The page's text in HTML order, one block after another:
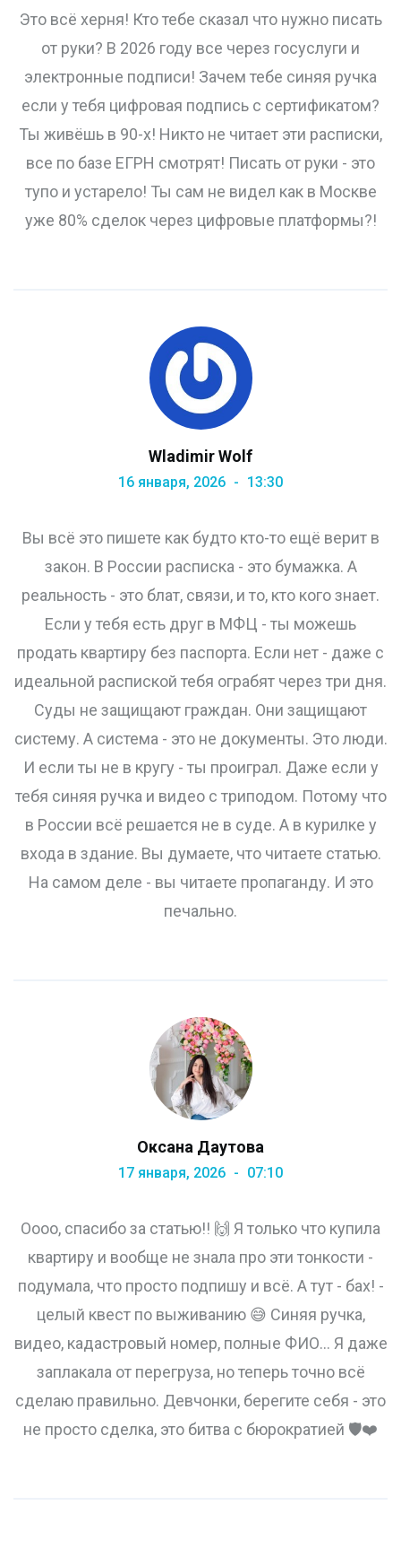
Это всё херня! Кто тебе сказал что нужно писать
от руки? В 2026 году все через госуслуги и
электронные подписи! Зачем тебе синяя ручка
если у тебя цифровая подпись с сертификатом?
Ты живёшь в 90-х! Никто не читает эти расписки,
все по базе ЕГРН смотрят! Писать от руки - это
тупо и устарело! Ты сам не видел как в Москве
уже 80% сделок через цифровые платформы?!
Wladimir Wolf
16 января, 2026 13:30
Вы всё это пишете как будто кто-то ещё верит в
закон. В России расписка - это бумажка. А
реальность - это блат, связи, и то, кто кого знает.
Если у тебя есть друг в МФЦ - ты можешь
продать квартиру без паспорта. Если нет - даже с
идеальной распиской тебя ограбят через три дня.
Суды не защищают граждан. Они защищают
систему. А система - это не документы. Это люди.
И если ты не в кругу - ты проиграл. Даже если у
тебя синяя ручка и видео с триподом. Потому что
в России всё решается не в суде. А в курилке у
входа в здание. Вы думаете, что читаете статью.
На самом деле - вы читаете пропаганду. И это
печально.
Оксана Даутова
17 января, 2026 07:10
Оооо, спасибо за статью!! 🙌 Я только что купила
квартиру и вообще не знала про эти тонкости -
подумала, что просто подпишу и всё. А тут - бах! -
целый квест по выживанию 😅 Синяя ручка,
видео, кадастровый номер, полные ФИО... Я даже
заплакала от перегруза, но теперь точно всё
сделаю правильно. Девчонки, берегите себя - это
не просто сделка, это битва с бюрократией 🛡️❤️